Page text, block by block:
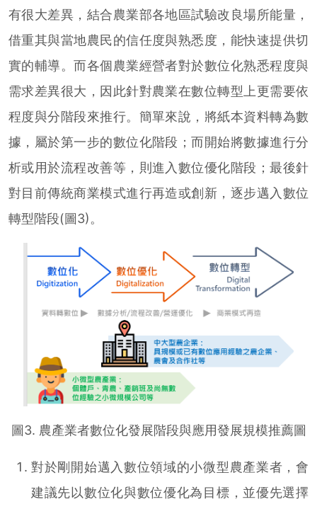
有很大差異，結合農業部各地區試驗改良場所能量，
借重其與當地農民的信任度與熟悉度，能快速提供切
實的輔導。而各個農業經營者對於數位化熟悉程度與
需求差異很大，因此針對農業在數位轉型上更需要依
程度與分階段來推行。簡單來說，將紙本資料轉為數
據，屬於第一步的數位化階段；而開始將數據進行分
析或用於流程改善等，則進入數位優化階段；最後針
對目前傳統商業模式進行再造或創新，逐步邁入數位
轉型階段(圖3)。
圖3. 農產業者數位化發展階段與應用發展規模推薦圖
對於剛開始邁入數位領域的小微型農產業者，會
建議先以數位化與數位優化為目標，並優先選擇